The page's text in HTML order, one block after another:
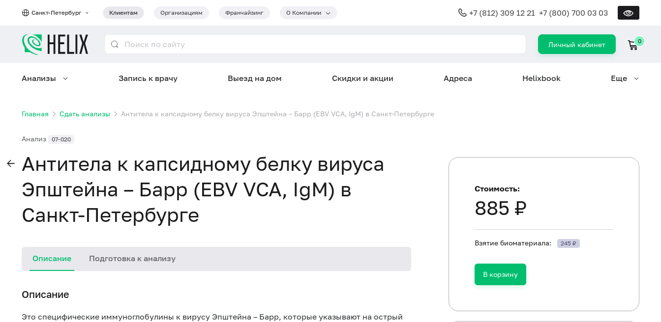
Санкт-Петербург Клиентам Организациям Франчайзинг О Компании +7 (812) 309 12 21 +7 (800) 700 03 03
Личный кабинет 0
Анализы Запись к врачу Выезд на дом Скидки и акции Адреса Helixbook Еще
Главная Сдать анализы Антитела к капсидному белку вируса Эпштейна – Барр (EBV VCA, IgM) в Санкт-Петербурге
Анализ 07-020
Антитела к капсидному белку вируса
Эпштейна – Барр (EBV VCA, IgM) в
Санкт-Петербурге
Описание Подготовка к анализу
Описание
Это специфические иммуноглобулины к вирусу Эпштейна – Барр, которые указывают на острый
Стоимость:
885 ₽
Взятие биоматериала: 245 ₽
В корзину